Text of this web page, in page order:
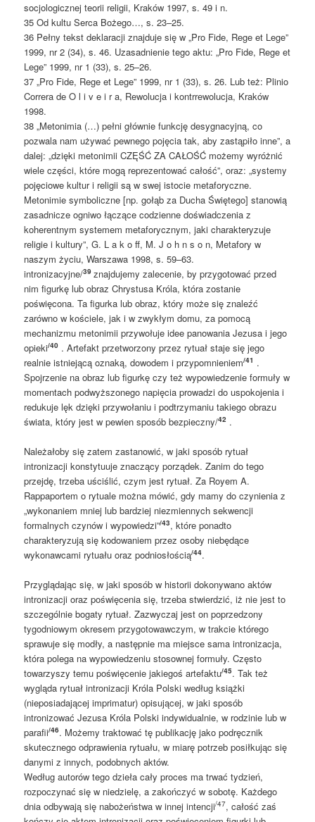
socjologicznej teorii religii, Kraków 1997, s. 49 i n.
35 Od kultu Serca Bożego…, s. 23–25.
36 Pełny tekst deklaracji znajduje się w „Pro Fide, Rege et Lege”
1999, nr 2 (34), s. 46. Uzasadnienie tego aktu: „Pro Fide, Rege et
Lege” 1999, nr 1 (33), s. 25–26.
37 „Pro Fide, Rege et Lege” 1999, nr 1 (33), s. 26. Lub też: Plinio
Correra de O l i v e i r a, Rewolucja i kontrrewolucja, Kraków
1998.
38 „Metonimia (…) pełni głównie funkcję desygnacyjną, co
pozwala nam używać pewnego pojęcia tak, aby zastąpiło inne”, a
dalej: „dzięki metonimii CZĘŚĆ ZA CAŁOŚĆ możemy wyróżnić
wiele części, które mogą reprezentować całość”, oraz: „systemy
pojęciowe kultur i religii są w swej istocie metaforyczne.
Metonimie symboliczne [np. gołąb za Ducha Świętego] stanowią
zasadnicze ogniwo łączące codzienne doświadczenia z
koherentnym systemem metaforycznym, jaki charakteryzuje
religie i kultury”, G. L a k o ff, M. J o h n s o n, Metafory w
naszym życiu, Warszawa 1998, s. 59–63.
intronizacyjne/39znajdujemy zalecenie, by przygotować przed
nim figurkę lub obraz Chrystusa Króla, która zostanie
poświęcona. Ta figurka lub obraz, który może się znaleźć
zarówno w kościele, jak i w zwykłym domu, za pomocą
mechanizmu metonimii przywołuje idee panowania Jezusa i jego
opieki/40 . Artefakt przetworzony przez rytuał staje się jego
realnie istniejącą oznaką, dowodem i przypomnieniem/41 .
Spojrzenie na obraz lub figurkę czy też wypowiedzenie formuły w
momentach podwyższonego napięcia prowadzi do uspokojenia i
redukuje lęk dzięki przywołaniu i podtrzymaniu takiego obrazu
świata, który jest w pewien sposób bezpieczny/42 .
Należałoby się zatem zastanowić, w jaki sposób rytuał
intronizacji konstytuuje znaczący porządek. Zanim do tego
przejdę, trzeba uściślić, czym jest rytuał. Za Royem A.
Rappaportem o rytuale można mówić, gdy mamy do czynienia z
„wykonaniem mniej lub bardziej niezmiennych sekwencji
formalnych czynów i wypowiedzi”/43, które ponadto
charakteryzują się kodowaniem przez osoby niebędące
wykonawcami rytuału oraz podniosłością/44.
Przyglądając się, w jaki sposób w historii dokonywano aktów
intronizacji oraz poświęcenia się, trzeba stwierdzić, iż nie jest to
szczególnie bogaty rytuał. Zazwyczaj jest on poprzedzony
tygodniowym okresem przygotowawczym, w trakcie którego
sprawuje się modły, a następnie ma miejsce sama intronizacja,
która polega na wypowiedzeniu stosownej formuły. Często
towarzyszy temu poświęcenie jakiegoś artefaktu/45. Tak też
wygląda rytuał intronizacji Króla Polski według książki
(nieposiadającej imprimatur) opisującej, w jaki sposób
intronizować Jezusa Króla Polski indywidualnie, w rodzinie lub w
parafii/46. Możemy traktować tę publikację jako podręcznik
skutecznego odprawienia rytuału, w miarę potrzeb posiłkując się
danymi z innych, podobnych aktów.
Według autorów tego dzieła cały proces ma trwać tydzień,
rozpoczynać się w niedzielę, a zakończyć w sobotę. Każdego
dnia odbywają się nabożeństwa w innej intencji/47, całość zaś